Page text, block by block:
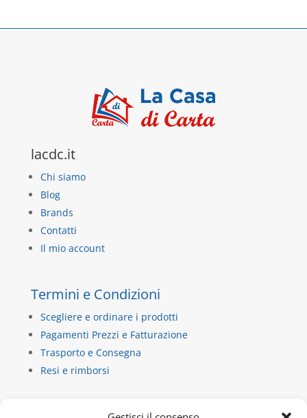
lacdc.it
Chi siamo
Blog
Brands
Contatti
Il mio account
Termini e Condizioni
Scegliere e ordinare i prodotti
Pagamenti Prezzi e Fatturazione
Trasporto e Consegna
Resi e rimborsi